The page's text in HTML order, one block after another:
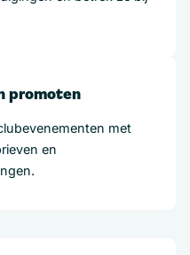
promoten
met
en